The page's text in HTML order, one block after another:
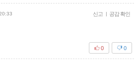
신고 | 공감 확인
0
0